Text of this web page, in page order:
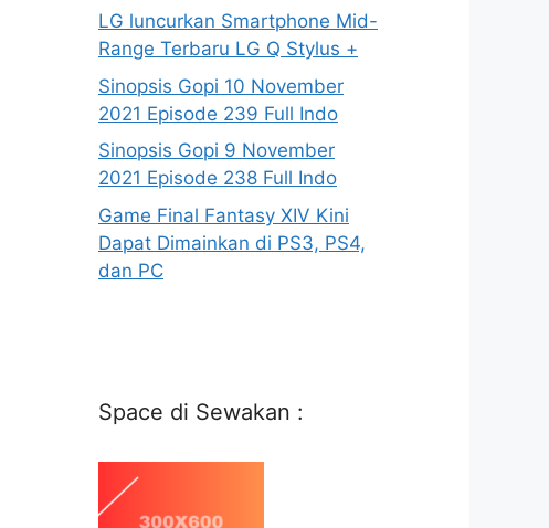
LG luncurkan Smartphone Mid-
Range Terbaru LG Q Stylus +
Sinopsis Gopi 10 November
2021 Episode 239 Full Indo
Sinopsis Gopi 9 November
2021 Episode 238 Full Indo
Game Final Fantasy XIV Kini
Dapat Dimainkan di PS3, PS4,
dan PC
Space di Sewakan :